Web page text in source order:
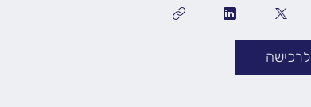
לרכישה